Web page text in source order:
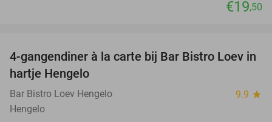
€19,50
49%
4-gangendiner à la carte bij Bar Bistro Loev in
hartje Hengelo
Bar Bistro Loev Hengelo 9.9 star
Hengelo